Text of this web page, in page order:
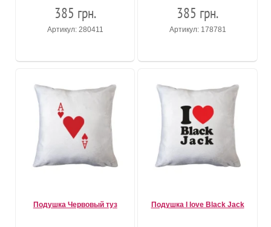
385 грн.
Артикул: 280411
385 грн.
Артикул: 178781
Подушка Червовый туз Подушка I love Black Jack